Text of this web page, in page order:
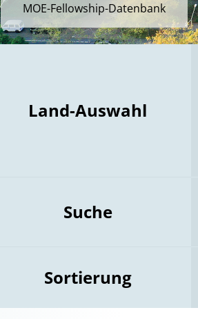
MOE-Fellowship-Datenbank
Land-Auswahl
Suche
Sortierung